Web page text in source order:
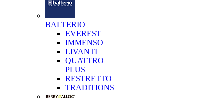
BALTERIO
EVEREST
IMMENSO
LIVANTI
QUATTRO
PLUS
RESTRETTO
TRADITIONS